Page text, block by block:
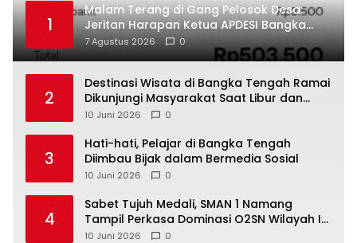
1
Malam Terang di Gang Pelosok Desa:
Jeritan Harapan Ketua APDESI Bangka
Tengah untuk PLN Babel
7 Agustus 2026 0
2
‎Destinasi Wisata di Bangka Tengah Ramai
Dikunjungi Masyarakat Saat Libur dan
Akhir Pekan
10 Juni 2026 0
3
‎Hati-hati, Pelajar di Bangka Tengah
Diimbau Bijak dalam Bermedia Sosial
10 Juni 2026 0
4
‎Sabet Tujuh Medali, SMAN 1 Namang
Tampil Perkasa Dominasi O2SN Wilayah I
10 Juni 2026 0